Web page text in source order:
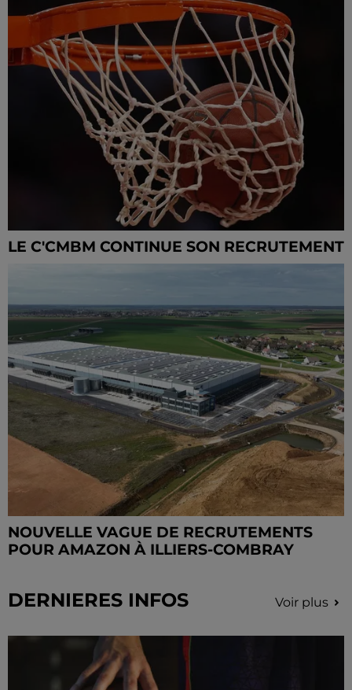
LE C'CMBM CONTINUE SON RECRUTEMENT
NOUVELLE VAGUE DE RECRUTEMENTS
POUR AMAZON À ILLIERS-COMBRAY
DERNIERES INFOS Voir plus